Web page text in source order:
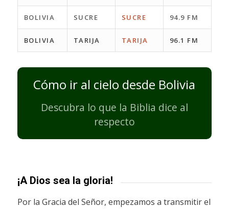
BOLIVIA SUCRE SUCRE 94.9 FM
BOLIVIA TARIJA TARIJA 96.1 FM
Cómo ir al cielo desde Bolivia
Descubra lo que la Biblia dice al
respecto
¡A Dios sea la gloria!
Por la Gracia del Señor, empezamos a transmitir el